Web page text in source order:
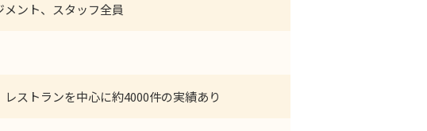
ント、スタッフ全員
ストランを中心に約4000件の実績あり